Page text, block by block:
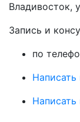
Владивосток,
3апись и
по
Написать
Написать